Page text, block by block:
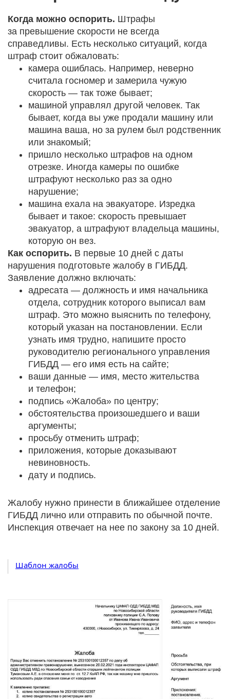
Когда можно оспорить. Штрафы
за превышение скорости не всегда
справедливы. Есть несколько ситуаций, когда
штраф стоит обжаловать:
камера ошиблась. Например, неверно
считала госномер и замерила чужую
скорость — так тоже бывает;
машиной управлял другой человек. Так
бывает, когда вы уже продали машину или
машина ваша, но за рулем был родственник
или знакомый;
пришло несколько штрафов на одном
отрезке. Иногда камеры по ошибке
штрафуют несколько раз за одно
нарушение;
машина ехала на эвакуаторе. Изредка
бывает и такое: скорость превышает
эвакуатор, а штрафуют владельца машины,
которую он вез.
Как оспорить. В первые 10 дней с даты
нарушения подготовьте жалобу в ГИБДД.
Заявление должно включать:
адресата — должность и имя начальника
отдела, сотрудник которого выписал вам
штраф. Это можно выяснить по телефону,
который указан на постановлении. Если
узнать имя трудно, напишите просто
руководителю регионального управления
ГИБДД — его имя есть на сайте;
ваши данные — имя, место жительства
и телефон;
подпись «Жалоба» по центру;
обстоятельства произошедшего и ваши
аргументы;
просьбу отменить штраф;
приложения, которые доказывают
невиновность.
дату и подпись.
Жалобу нужно принести в ближайшее отделение
ГИБДД лично или отправить по обычной почте.
Инспекция отвечает на нее по закону за 10 дней.
Шаблон жалобы